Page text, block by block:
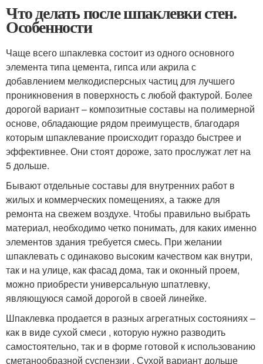
Что делать после шпаклевки стен.
Особенности
Чаще всего шпаклевка состоит из одного основного
элемента типа цемента, гипса или акрила с
добавлением мелкодисперсных частиц для лучшего
проникновения в поверхность с любой фактурой. Более
дорогой вариант – композитные составы на полимерной
основе, обладающие рядом преимуществ, благодаря
которым шпаклевание происходит гораздо быстрее и
эффективнее. Они стоят дороже, зато прослужат лет на
5 дольше.
Бывают отдельные составы для внутренних работ в
жилых и коммерческих помещениях, а также для
ремонта на свежем воздухе. Чтобы правильно выбрать
материал, необходимо четко понимать, для каких именно
элементов здания требуется смесь. При желании
шпаклевать с одинаково высоким качеством как внутри,
так и на улице, как фасад дома, так и оконный проем,
можно приобрести универсальную шпатлевку,
являющуюся самой дорогой в своей линейке.
Шпаклевка продается в разных агрегатных состояниях –
как в виде сухой смеси , которую нужно разводить
самостоятельно, так и в форме готовой к использованию
сметанообразной суспензии . Сухой вариант дольше